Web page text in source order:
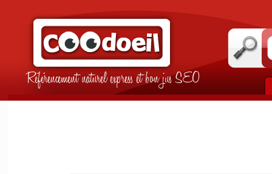
Référencement naturel express et bon jus SEO